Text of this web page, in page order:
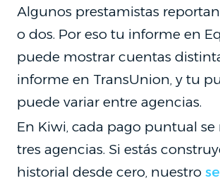
Algunos prestamistas
o dos. Por eso tu informe en
puede mostrar cuentas
informe en TransUnion, y tu
puede variar entre agencias.
En Kiwi, cada pago puntual se
tres agencias. Si estás
historial desde cero, nuestro